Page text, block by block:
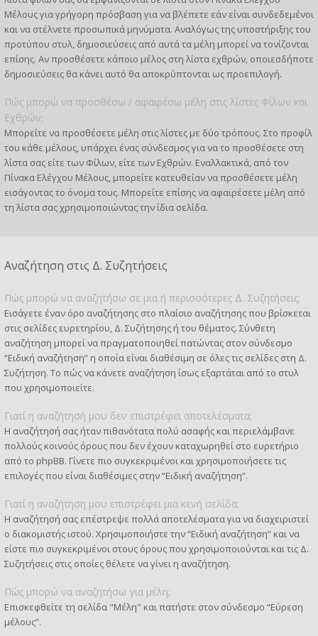
Μέλους για γρήγορη πρόσβαση για να βλέπετε εάν είναι συνδεδεμένοι
και να στέλνετε προσωπικά μηνύματα. Αναλόγως της υποστήριξης του
προτύπου στυλ, δημοσιεύσεις από αυτά τα μέλη μπορεί να τονίζονται
επίσης. Αν προσθέσετε κάποιο μέλος στη λίστα εχθρών, οποιεσδήποτε
δημοσιεύσεις θα κάνει αυτό θα αποκρύπτονται ως προεπιλογή.
Πώς μπορώ να προσθέσω / αφαιρέσω μέλη στις λίστες Φίλων και
Εχθρών;
Μπορείτε να προσθέσετε μέλη στις λίστες με δύο τρόπους. Στο προφίλ
του κάθε μέλους, υπάρχει ένας σύνδεσμος για να το προσθέσετε στη
λίστα σας είτε των Φίλων, είτε των Εχθρών. Εναλλακτικά, από τον
Πίνακα Ελέγχου Μέλους, μπορείτε κατευθείαν να προσθέσετε μέλη
εισάγοντας το όνομα τους. Μπορείτε επίσης να αφαιρέσετε μέλη από
τη λίστα σας χρησιμοποιώντας την ίδια σελίδα.
Αναζήτηση στις Δ. Συζητήσεις
Πώς μπορώ να αναζητήσω σε μια ή περισσότερες Δ. Συζητήσεις;
Εισάγετε έναν όρο αναζήτησης στο πλαίσιο αναζήτησης που βρίσκεται
στις σελίδες ευρετηρίου, Δ. Συζήτησης ή του θέματος. Σύνθετη
αναζήτηση μπορεί να πραγματοποιηθεί πατώντας στον σύνδεσμο
“Ειδική αναζήτηση” η οποία είναι διαθέσιμη σε όλες τις σελίδες στη Δ.
Συζήτηση. Το πώς να κάνετε αναζήτηση ίσως εξαρτάται από το στυλ
που χρησιμοποιείτε.
Γιατί η αναζήτησή μου δεν επιστρέφει αποτελέσματα;
Η αναζήτησή σας ήταν πιθανότατα πολύ ασαφής και περιελάμβανε
πολλούς κοινούς όρους που δεν έχουν καταχωρηθεί στο ευρετήριο
από το phpBB. Γίνετε πιο συγκεκριμένοι και χρησιμοποιήσετε τις
επιλογές που είναι διαθέσιμες στην “Ειδική αναζήτηση”.
Γιατί η αναζήτηση μου επιστρέφει μια κενή σελίδα;
Η αναζήτησή σας επέστρεψε πολλά αποτελέσματα για να διαχειριστεί
ο διακομιστής ιστού. Χρησιμοποιήστε την “Ειδική αναζήτηση” και να
είστε πιο συγκεκριμένοι στους όρους που χρησιμοποιούνται και τις Δ.
Συζητήσεις στις οποίες θέλετε να γίνει η αναζήτηση.
Πώς μπορώ να αναζητήσω για μέλη;
Επισκεφθείτε τη σελίδα "Μέλη" και πατήστε στον σύνδεσμο “Εύρεση
μέλους”.